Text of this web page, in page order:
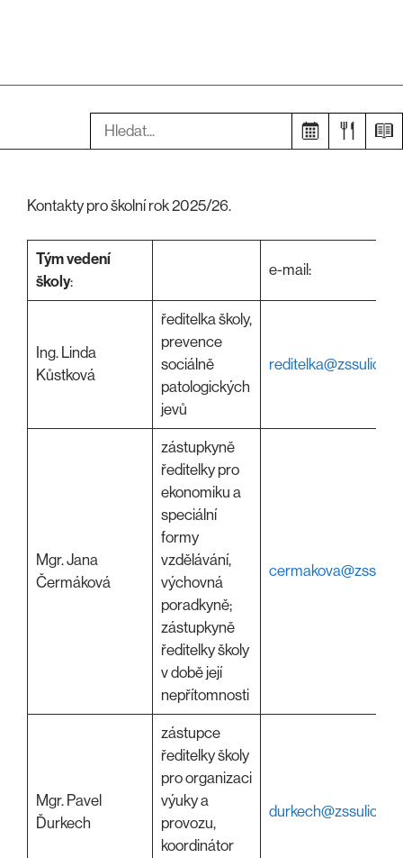
Hledat:
Kontakty pro školní rok 2025/26.
Tým vedení
školy:
e-mail:
Ing. Linda
Kůstková
ředitelka školy,
prevence
sociálně
patologických
jevů
Mgr. Jana
Čermáková
zástupkyně
ředitelky pro
ekonomiku a
speciální
formy
vzdělávání,
výchovná
poradkyně;
zástupkyně
ředitelky školy
v době její
nepřítomnosti
Mgr. Pavel
Ďurkech
zástupce
ředitelky školy
pro organizaci
výuky a
provozu,
koordinátor
durkech@zssulice.cz